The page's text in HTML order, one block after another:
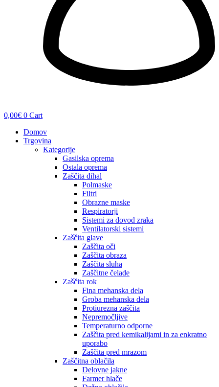
0,00€ 0 Cart
Domov
Trgovina
Kategorije
Gasilska oprema
Ostala oprema
Zaščita dihal
Polmaske
Filtri
Obrazne maske
Respiratorji
Sistemi za dovod zraka
Ventilatorski sistemi
Zaščita glave
Zaščita oči
Zaščita obraza
Zaščita sluha
Zaščitne čelade
Zaščita rok
Fina mehanska dela
Groba mehanska dela
Protiurezna zaščita
Nepremočljive
Temperaturno odporne
Zaščita pred kemikalijami in za enkratno
uporabo
Zaščita pred mrazom
Zaščitna oblačila
Delovne jakne
Farmer hlače